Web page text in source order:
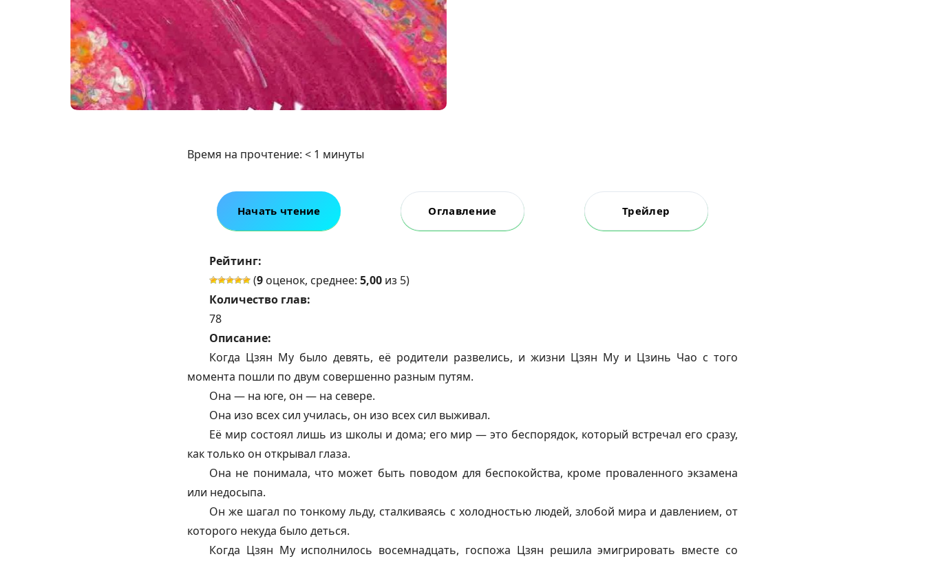
Время на прочтение: < 1 минуты
Начать чтение Оглавление Трейлер
Рейтинг:
(9 оценок, среднее: 5,00 из 5)
Количество глав:
78
Описание:
Когда Цзян Му было девять, её родители развелись, и жизни Цзян Му и Цзинь Чао с того
момента пошли по двум совершенно разным путям.
Она — на юге, он — на севере.
Она изо всех сил училась, он изо всех сил выживaл.
Её мир состоял лишь из школы и дома; его мир — это беспорядок, который встречал его сразу,
как только он открывал глаза.
Она не понимала, что может быть поводом для беспокойства, кроме проваленного экзамена
или недосыпа.
Он же шагал по тонкому льду, сталкиваясь с холодностью людей, злобой мира и давлением, от
которого некуда было деться.
Когда Цзян Му исполнилось восемнадцать, госпожа Цзян решила эмигрировать вместе со